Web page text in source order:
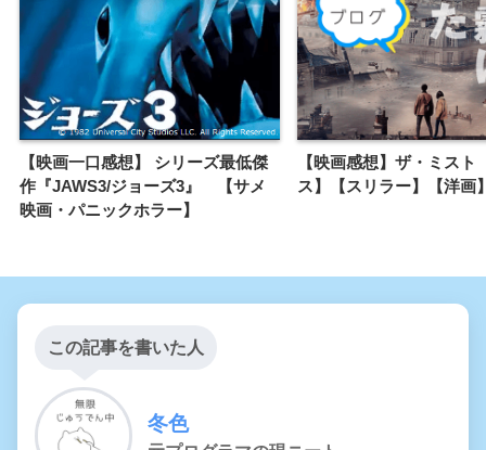
【映画一口感想】 シリーズ最低傑
作『JAWS3/ジョーズ3』 【サメ
映画・パニックホラー】
【映画感想】ザ・ミスト
ス】【スリラー】【洋画
この記事を書いた人
冬色